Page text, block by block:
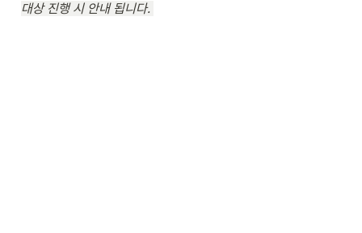
대상 진행 시 안내 됩니다.